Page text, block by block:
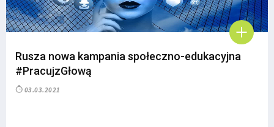
Rusza nowa kampania społeczno-edukacyjna
#PracujzGłową
03.03.2021